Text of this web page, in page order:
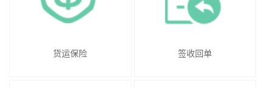
货运保险 签收回单